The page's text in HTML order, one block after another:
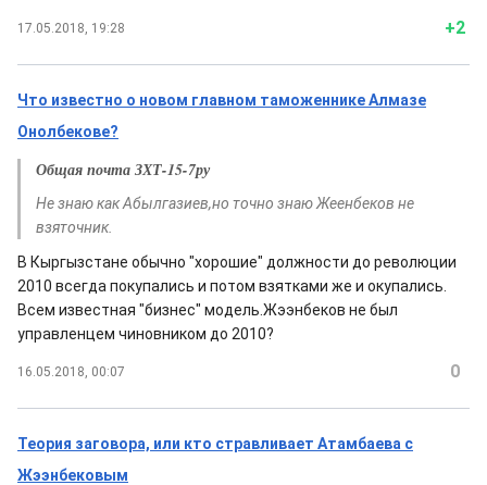
17.05.2018, 19:28 +2
Что известно о новом главном таможеннике Алмазе
Онолбекове?
Общая почта ЗХТ-15-7ру
Не знаю как Абылгазиев,но точно знаю Жеенбеков не
взяточник.
В Кыргызстане обычно "хорошие" должности до революции
2010 всегда покупались и потом взятками же и окупались.
Всем известная "бизнес" модель.Жээнбеков не был
управленцем чиновником до 2010?
16.05.2018, 00:07 0
Теория заговора, или кто стравливает Атамбаева с
Жээнбековым